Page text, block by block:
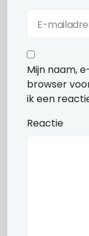
Mijn naam,
browser
ik een
Reactie